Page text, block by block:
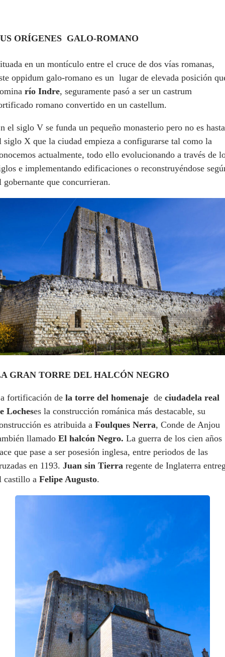
ORÍGENES GALO-ROMANO
en un montículo entre el cruce de dos vías romanas,
oppidum galo-romano es un lugar de elevada posición
río Indre, seguramente pasó a ser un castrum
romano convertido en un castellum.
el siglo V se funda un pequeño monasterio pero no es hasta
siglo X que la ciudad empieza a configurarse tal como la
actualmente, todo ello evolucionando a través de
e implementando edificaciones o reconstruyéndose
gobernante que concurrieran.
GRAN TORRE DEL HALCÓN NEGRO
fortificación de la torre del homenaje de ciudadela real
Locheses la construcción románica más destacable, su
es atribuida a Foulques Nerra, Conde de Anjou
llamado El halcón Negro. La guerra de los cien años
que pase a ser posesión inglesa, entre periodos de las
en 1193. Juan sin Tierra regente de Inglaterra
castillo a Felipe Augusto.